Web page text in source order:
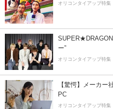
オリコンタイアップ特集
SUPER★DRAGON
ー”
オリコンタイアップ特集
【驚愕】メーカー
PC
オリコンタイアップ特集